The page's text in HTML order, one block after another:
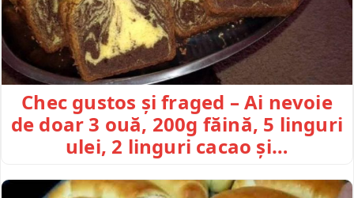
Chec gustos și fraged – Ai nevoie
de doar 3 ouă, 200g făină, 5 linguri
ulei, 2 linguri cacao și…